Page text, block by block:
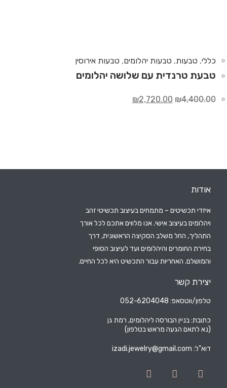
כללי, טבעות, טבעות יהלומים, טבעות אירוסין
טבעת טרנדית עם שלושה יהלומים
₪4,400.00
₪2,720.00
אודות
איזדי תכשיטים – מתמחים בעיצוב תכשיטי זהב
ויהלומים בעיצוב אישי. אנו מלווים אתכם לכל אורך
התהליך, החל משלב הסקיצה הראשונית, דרך
בחירת החומרים והיהלומים ועד לעיצוב הסופי
והמושלם. האחריות עבור התכשיט היא לכל החיים.
יצירת קשר
טלפון/ווטסאפ: 052-6204048
כתובת: בניין הבורסה ליהלומים, רמת גן
(נא לתאם הגעה מראש בטלפון)
דוא"ל: izadi.jewelry@gmail.com